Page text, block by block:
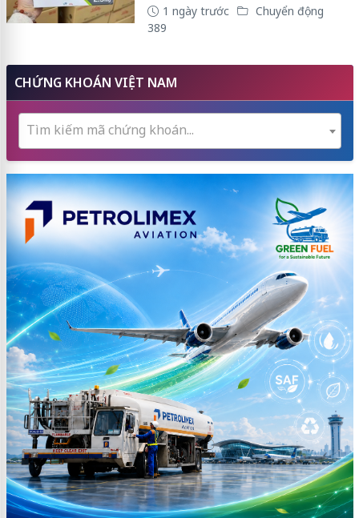
1 ngày trước
Chuyển động
389
CHỨNG KHOÁN VIỆT NAM
Tìm kiếm mã chứng khoán...